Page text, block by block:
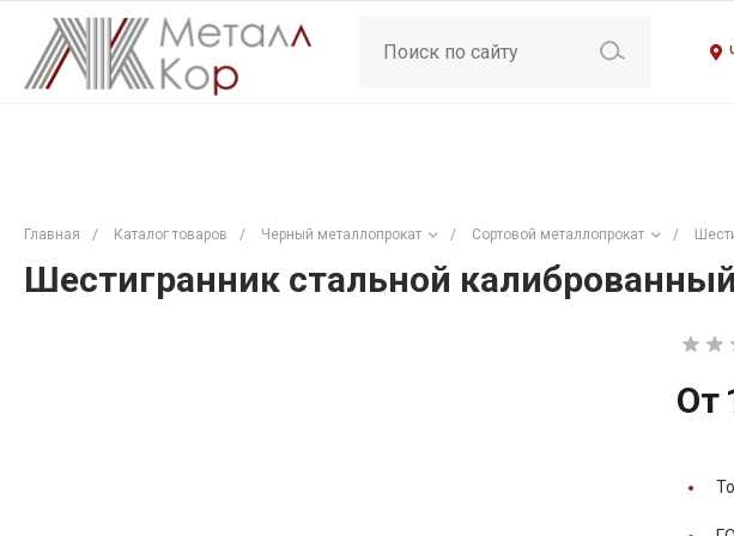
Главная / Каталог товаров / Черный металлопрокат / Сортовой металлопрокат /
Шестигранник стальной
От